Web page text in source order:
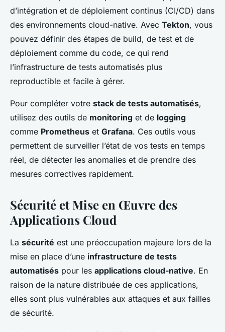
d’intégration et de déploiement continus (CI/CD) dans
des environnements cloud-native. Avec Tekton, vous
pouvez définir des étapes de build, de test et de
déploiement comme du code, ce qui rend
l’infrastructure de tests automatisés plus
reproductible et facile à gérer.
Pour compléter votre stack de tests automatisés,
utilisez des outils de monitoring et de logging
comme Prometheus et Grafana. Ces outils vous
permettent de surveiller l’état de vos tests en temps
réel, de détecter les anomalies et de prendre des
mesures correctives rapidement.
Sécurité et Mise en Œuvre des
Applications Cloud
La sécurité est une préoccupation majeure lors de la
mise en place d’une infrastructure de tests
automatisés pour les applications cloud-native. En
raison de la nature distribuée de ces applications,
elles sont plus vulnérables aux attaques et aux failles
de sécurité.